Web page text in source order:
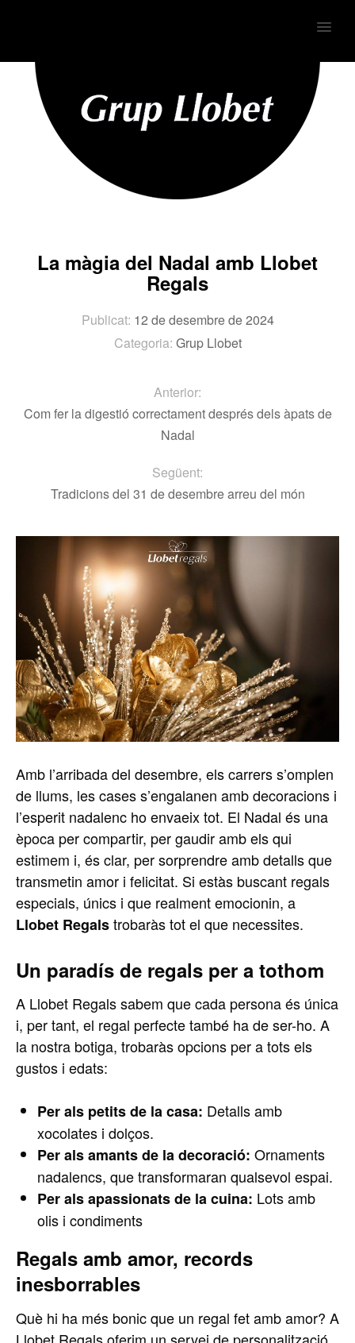
MENU
Amb l’arribada del desembre, els carrers s’omplen
de llums, les cases s’engalanen amb decoracions i
l’esperit nadalenc ho envaeix tot. El Nadal és una
època per compartir, per gaudir amb els qui
estimem i, és clar, per sorprendre amb detalls que
transmetin amor i felicitat. Si estàs buscant regals
especials, únics i que realment emocionin, a
Llobet Regalstrobaràs tot el que necessites.
Un paradís de regals per a tothom
A Llobet Regals sabem que cada persona és única
i, per tant, el regal perfecte també ha de ser-ho. A
la nostra botiga, trobaràs opcions per a tots els
gustos i edats:
Per als petits de la casa: Detalls amb
xocolates i dolços.
Per als amants de la decoració: Ornaments
nadalencs, que transformaran qualsevol espai.
Per als apassionats de la cuina: Lots amb
olis i condiments
Regals amb amor, records
inesborrables
Què hi ha més bonic que un regal fet amb amor? A
La màgia del Nadal amb Llobet
Regals
Publicat: 12 de desembre de 2024
Categoria: Grup Llobet
Anterior:
Com fer la digestió correctament després dels àpats de
Nadal
Següent:
Tradicions del 31 de desembre arreu del món